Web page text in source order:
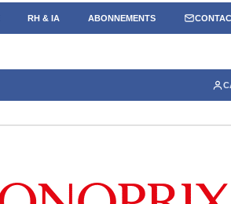
RH & IA ABONNEMENTS